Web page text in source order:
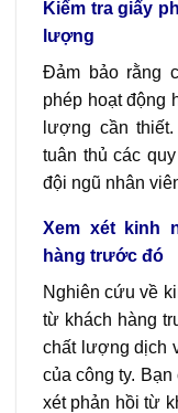
Kiểm tra giấy
lượng
Đảm bảo rằng
phép hoạt động
lượng cần
tuân thủ các
đội ngũ nhân
Xem xét kinh
hàng trước đó
Nghiên cứu về
từ khách hàng
chất lượng dịch
của công ty.
xét phản hồi từ